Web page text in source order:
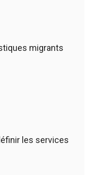
migrants
les services